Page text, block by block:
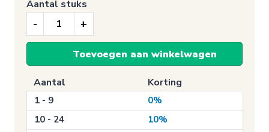
sticker,
Dames
pictogram
(rond/wit)
aantal
Aantal stuks
Toevoegen aan winkelwagen
Aantal Korting
1 - 9
0%
10 - 24
10%